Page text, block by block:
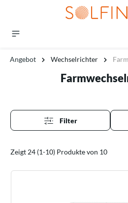
Angebot Wechselrichter
Filter
Zeigt 24 (1-10) Produkte von 10